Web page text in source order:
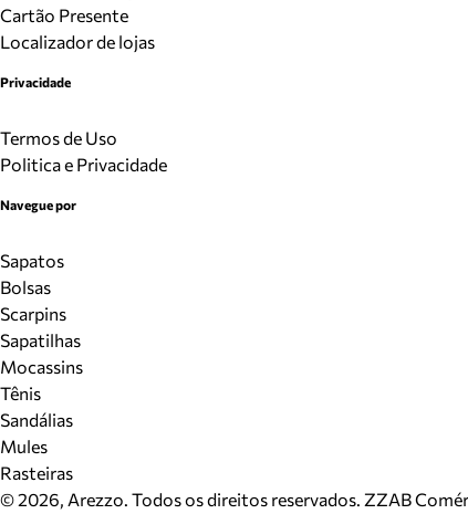
Cartão Presente
Localizador de lojas
Privacidade
Termos de Uso
Politica e Privacidade
Navegue por
Sapatos
Bolsas
Scarpins
Sapatilhas
Mocassins
Tênis
Sandálias
Mules
Rasteiras
©2026, Arezzo. Todos os direitos reservados. ZZAB